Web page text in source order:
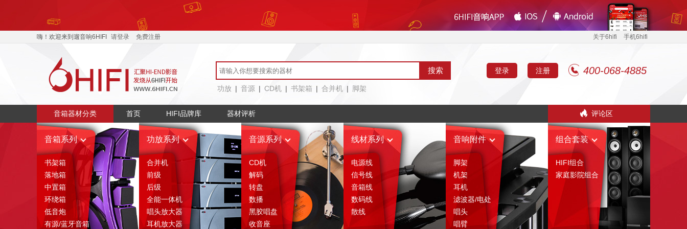
嗨！欢迎来到遛音响6HIFI 请登录 免费注册 关于6hifi 手机6hifi
功放 | 音源 | CD机 | 书架箱 | 合并机 | 脚架
登录 注册 400-068-4885
音箱器材分类 首页 HIFI品牌库 器材评析 评论区
音箱系列
书架箱
落地箱
中置箱
环绕箱
低音炮
有源/蓝牙音箱
功放系列
合并机
前级
后级
全能一体机
唱头放大器
耳机放大器
音源系列
CD机
解码
转盘
数播
黑胶唱盘
收音座
线材系列
电源线
信号线
音箱线
数码线
散线
音响附件
脚架
机架
耳机
滤波器/电处
唱头
唱臂
组合套装
HIFI组合
家庭影院组合